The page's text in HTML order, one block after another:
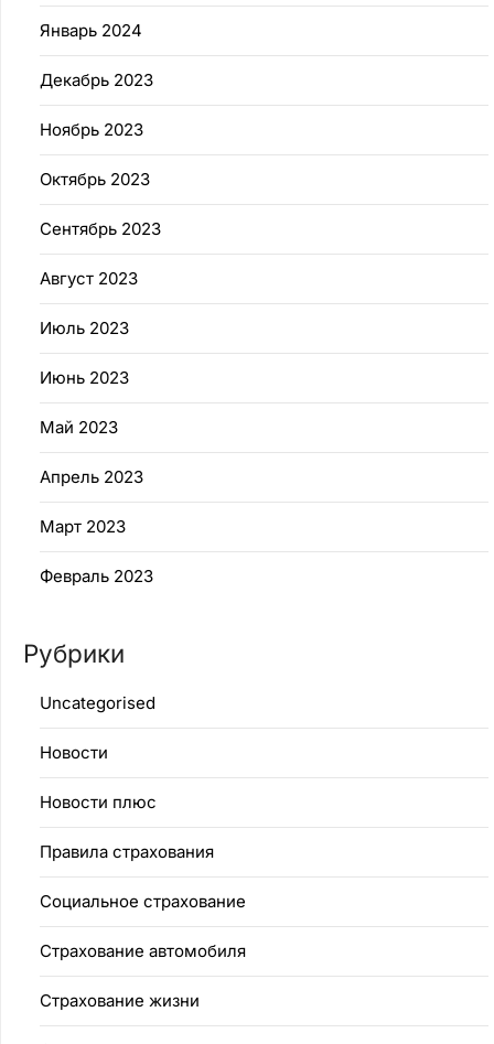
Январь 2024
Декабрь 2023
Ноябрь 2023
Октябрь 2023
Сентябрь 2023
Август 2023
Июль 2023
Июнь 2023
Май 2023
Апрель 2023
Март 2023
Февраль 2023
Рубрики
Uncategorised
Новости
Новости плюс
Правила страхования
Социальное страхование
Страхование автомобиля
Страхование жизни